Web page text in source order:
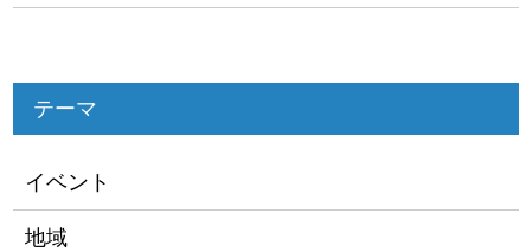
テーマ
イベント
地域